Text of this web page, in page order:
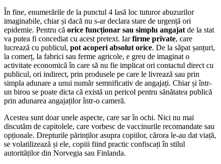
În fine, enumerările de la punctul 4 lasă loc tuturor abuzurilor
imaginabile, chiar și dacă nu s-ar declara stare de urgență ori
epidemie. Pentru că orice funcționar sau simplu angajat de la stat
va putea fi concediat cu acest pretext. Iarfirme private, care
lucrează cu publicul, pot acoperi absolut orice. De la săpat șanțuri,
la comerț, la fabrici sau ferme agricole, e greu de imaginat o
activitate economică în care să nu fie implicat ori contactul direct cu
publicul, ori indirect, prin produsele pe care le livrează sau prin
simpla adunare a unui număr semnificativ de angajați. Chiar și într-
un birou se poate dicta că există un pericol pentru sănătatea publică
prin adunarea angajaților într-o cameră.
Acestea sunt doar unele aspecte, care sar în ochi. Nici nu mai
discutăm de capitolele, care vorbesc de vaccinurile recomandate sau
opționale. Drepturile părinților asupra copiilor, cărora le-au dat viață,
se volatilizează și ele, copiii fiind practic confiscați în stilul
autorităților din Norvegia sau Finlanda.